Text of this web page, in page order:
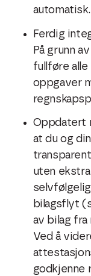
automatisk.
Ferdig
På grunn
fullføre
oppgaver
Oppdatert
at du og
uten ekstra
bilagsflyt
av bilag fra
Ved å
godkjenne